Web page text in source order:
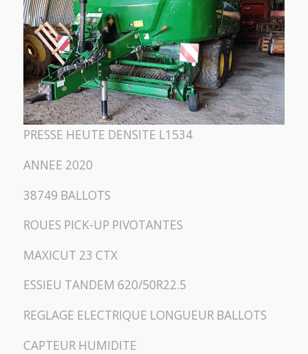
PRESSE HEUTE DENSITE L1534
ANNEE 2020
38749 BALLOTS
ROUES PICK-UP PIVOTANTES
MAXICUT 23 CTX
ESSIEU TANDEM 620/50R22.5
REGLAGE ELECTRIQUE LONGUEUR BALLOTS
CAPTEUR HUMIDITE